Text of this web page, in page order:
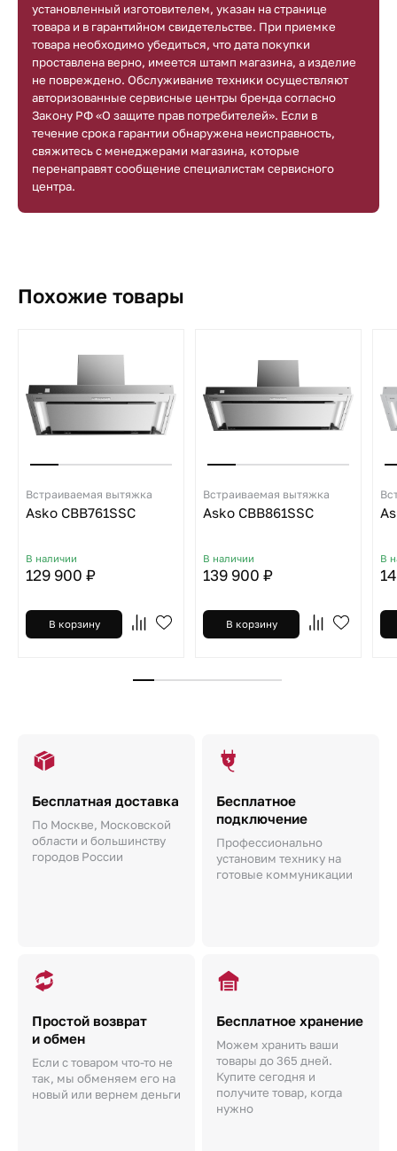
установленный изготовителем, указан на странице
товара и в гарантийном свидетельстве. При приемке
товара необходимо убедиться, что дата покупки
проставлена верно, имеется штамп магазина, а изделие
не повреждено. Обслуживание техники осуществляют
авторизованные сервисные центры бренда согласно
Закону РФ «О защите прав потребителей». Если в
течение срока гарантии обнаружена неисправность,
свяжитесь с менеджерами магазина, которые
перенаправят сообщение специалистам сервисного
центра.
Похожие товары
Встраиваемая вытяжка
Asko CBB761SSC
В наличии
129 900 ₽
В корзину
Встраиваемая вытяжка
Asko CBB861SSC
В наличии
139 900 ₽
В корзину
В
Бесплатная доставка
По Москве, Московской
области и большинству
городов России
Бесплатное
подключение
Профессионально
установим технику на
готовые коммуникации
Простой возврат
и обмен
Если с товаром что-то не
так, мы обменяем его на
новый или вернем деньги
Бесплатное хранение
Можем хранить ваши
товары до 365 дней.
Купите сегодня и
получите товар, когда
нужно